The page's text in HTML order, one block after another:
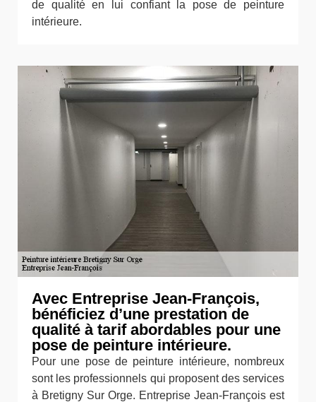
de qualité en lui confiant la pose de peinture
intérieure.
Avec Entreprise Jean-François,
bénéficiez d’une prestation de
qualité à tarif abordables pour une
pose de peinture intérieure.
Pour une pose de peinture intérieure, nombreux
sont les professionnels qui proposent des services
à Bretigny Sur Orge. Entreprise Jean-François est